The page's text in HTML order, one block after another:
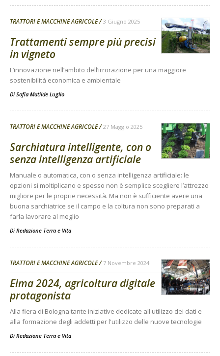
TRATTORI E MACCHINE AGRICOLE 3 Giugno 2025
Trattamenti sempre più precisi
in vigneto
L’innovazione nell’ambito dell’irrorazione per una maggiore
sostenibilità economica e ambientale
Di Sofia Matilde Luglio
TRATTORI E MACCHINE AGRICOLE 27 Maggio 2025
Sarchiatura intelligente, con o
senza intelligenza artificiale
Manuale o automatica, con o senza intelligenza artificiale: le
opzioni si moltiplicano e spesso non è semplice scegliere l’attrezzo
migliore per le proprie necessità. Ma non è sufficiente avere una
buona sarchiatrice se il campo e la coltura non sono preparati a
farla lavorare al meglio
Di Redazione Terra e Vita
TRATTORI E MACCHINE AGRICOLE 7 Novembre 2024
Eima 2024, agricoltura digitale
protagonista
Alla fiera di Bologna tante iniziative dedicate all'utilizzo dei dati e
alla formazione degli addetti per l'utilizzo delle nuove tecnologie
Di Redazione Terra e Vita